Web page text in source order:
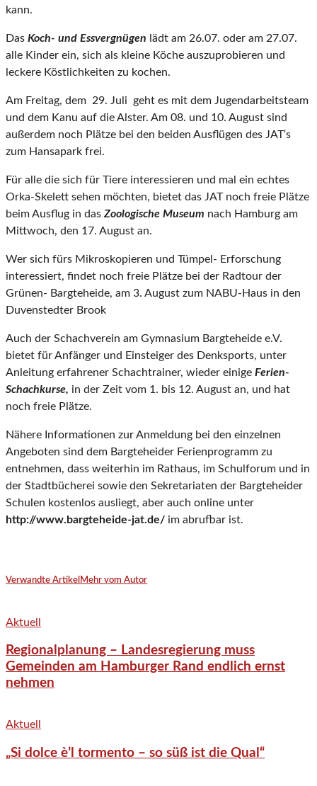
kann.
Das Koch- und Essvergnügen lädt am 26.07. oder am 27.07.
alle Kinder ein, sich als kleine Köche auszuprobieren und
leckere Köstlichkeiten zu kochen.
Am Freitag, dem 29. Juli geht es mit dem Jugendarbeitsteam
und dem Kanu auf die Alster. Am 08. und 10. August sind
außerdem noch Plätze bei den beiden Ausflügen des JAT‘s
zum Hansapark frei.
Für alle die sich für Tiere interessieren und mal ein echtes
Orka-Skelett sehen möchten, bietet das JAT noch freie Plätze
beim Ausflug in das Zoologische Museum nach Hamburg am
Mittwoch, den 17. August an.
Wer sich fürs Mikroskopieren und Tümpel- Erforschung
interessiert, findet noch freie Plätze bei der Radtour der
Grünen- Bargteheide, am 3. August zum NABU-Haus in den
Duvenstedter Brook
Auch der Schachverein am Gymnasium Bargteheide e.V.
bietet für Anfänger und Einsteiger des Denksports, unter
Anleitung erfahrener Schachtrainer, wieder einige Ferien-
Schachkurse, in der Zeit vom 1. bis 12. August an, und hat
noch freie Plätze.
Nähere Informationen zur Anmeldung bei den einzelnen
Angeboten sind dem Bargteheider Ferienprogramm zu
entnehmen, dass weiterhin im Rathaus, im Schulforum und in
der Stadtbücherei sowie den Sekretariaten der Bargteheider
Schulen kostenlos ausliegt, aber auch online unter
http://www.bargteheide-jat.de/ im abrufbar ist.
Verwandte Artikel Mehr vom Autor
Aktuell
Regionalplanung – Landesregierung muss
Gemeinden am Hamburger Rand endlich ernst
nehmen
Aktuell
„Si dolce è’l tormento – so süß ist die Qual“